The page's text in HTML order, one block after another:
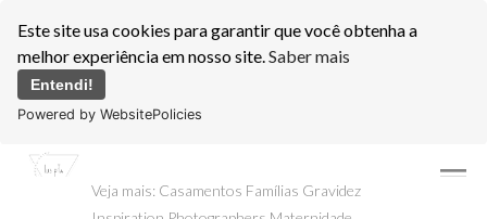
Este site usa cookies para garantir que você obtenha a
melhor experiência em nosso site.Saber mais
Entendi!
Powered by WebsitePolicies
menu
Veja mais: Casamentos Famílias Gravidez